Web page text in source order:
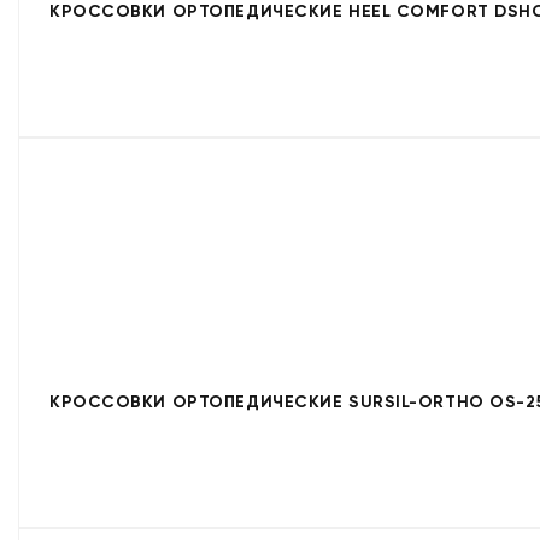
КРОССОВКИ ОРТОПЕДИЧЕСКИЕ HEEL COMFORT
КРОССОВКИ ОРТОПЕДИЧЕСКИЕ SURSIL-ORTHO OS-